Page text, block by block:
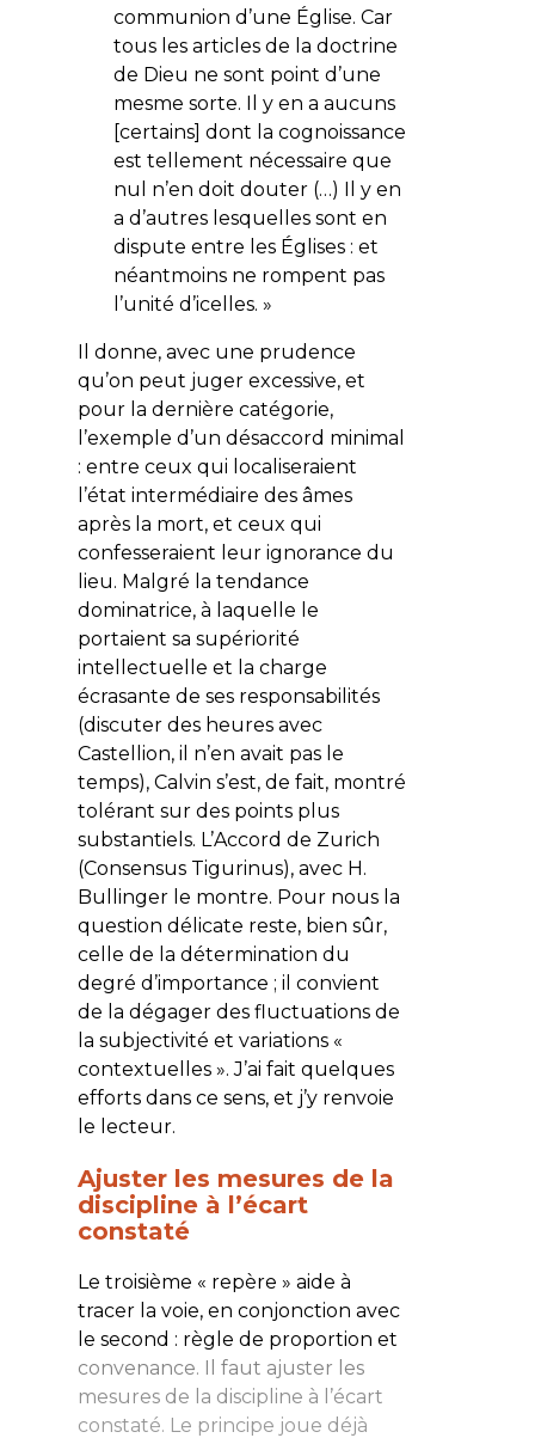
communion d’une Église. Car
tous les articles de la doctrine
de Dieu ne sont point d’une
mesme sorte. Il y en a aucuns
[certains] dont la cognoissance
est tellement nécessaire que
nul n’en doit douter (…) Il y en
a d’autres lesquelles sont en
dispute entre les Églises : et
néantmoins ne rompent pas
l’unité d’icelles. »
Il donne, avec une prudence
qu’on peut juger excessive, et
pour la dernière catégorie,
l’exemple d’un désaccord minimal
: entre ceux qui localiseraient
l’état intermédiaire des âmes
après la mort, et ceux qui
confesseraient leur ignorance du
lieu. Malgré la tendance
dominatrice, à laquelle le
portaient sa supériorité
intellectuelle et la charge
écrasante de ses responsabilités
(discuter des heures avec
Castellion, il n’en avait pas le
temps), Calvin s’est, de fait, montré
tolérant sur des points plus
substantiels. L’Accord de Zurich
(Consensus Tigurinus), avec H.
Bullinger le montre. Pour nous la
question délicate reste, bien sûr,
celle de la détermination du
degré d’importance ; il convient
de la dégager des fluctuations de
la subjectivité et variations «
contextuelles ». J’ai fait quelques
efforts dans ce sens, et j’y renvoie
le lecteur.
Ajuster les mesures de la
discipline à l’écart
constaté
Le troisième « repère » aide à
tracer la voie, en conjonction avec
le second : règle de proportion et
convenance. Il faut ajuster les
mesures de la discipline à l’écart
constaté. Le principe joue déjà